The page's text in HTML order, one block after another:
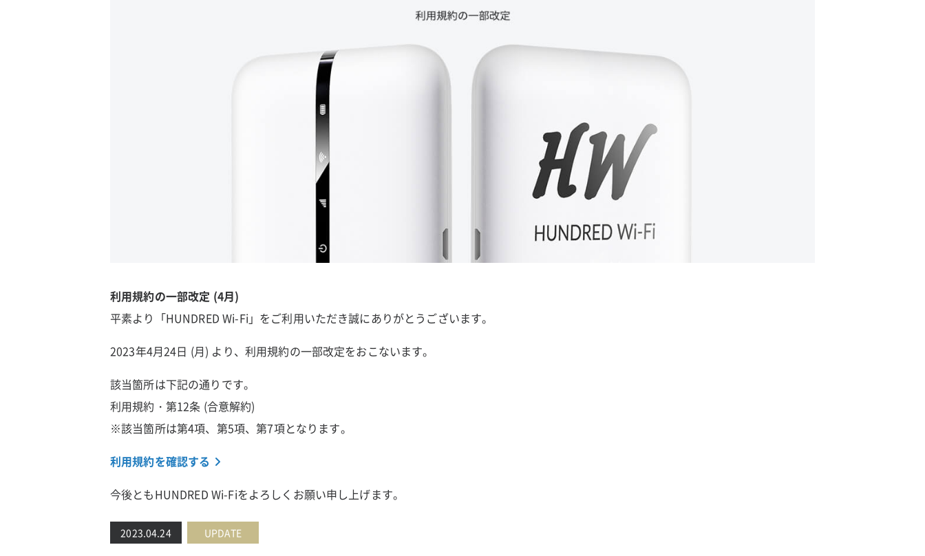
利用規約の一部改定 (4月)
平素より「HUNDRED Wi-Fi」をご利用いただき誠にありがとうございます。
2023年4月24日 (月) より、利用規約の一部改定をおこないます。
該当箇所は下記の通りです。
利用規約・第12条 (合意解約)
※該当箇所は第4項、第5項、第7項となります。
利用規約を確認する
今後ともHUNDRED Wi-Fiをよろしくお願い申し上げます。
2023.04.24 UPDATE